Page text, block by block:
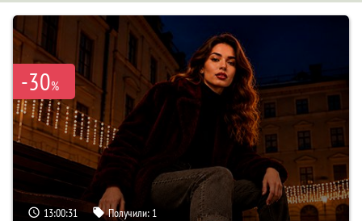
-30%
13:00:29 Получили: 1